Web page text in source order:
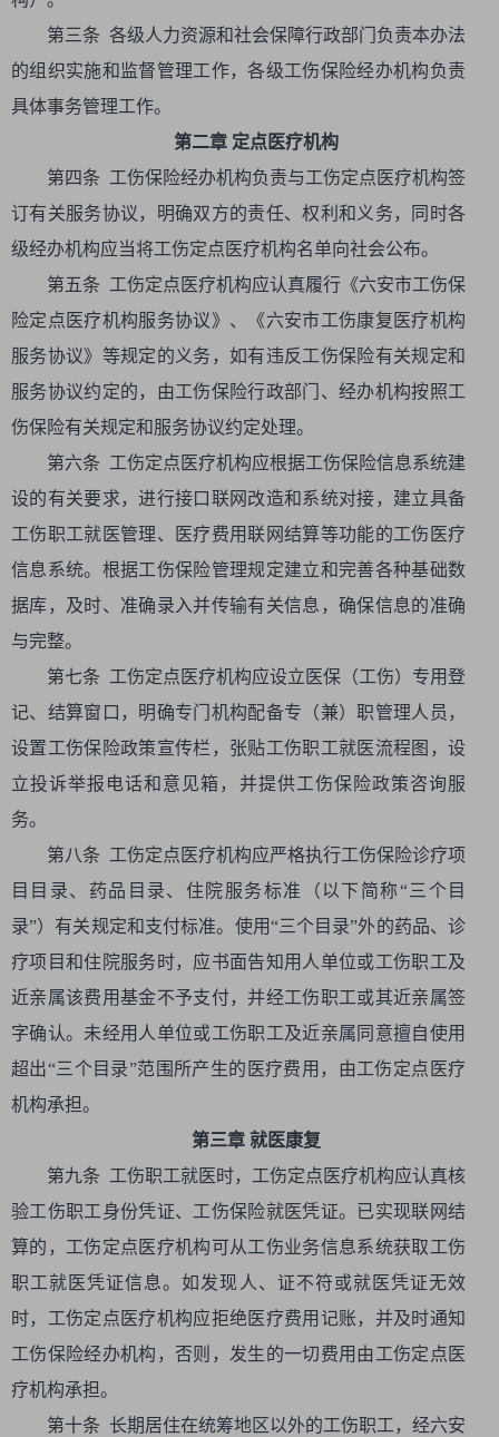
第三条 各级人力资源和社会保障行政部门负责本办法
的组织实施和监督管理工作，各级工伤保险经办机构负责
具体事务管理工作。
第二章 定点医疗机构
第四条 工伤保险经办机构负责与工伤定点医疗机构签
订有关服务协议，明确双方的责任、权利和义务，同时各
级经办机构应当将工伤定点医疗机构名单向社会公布。
第五条 工伤定点医疗机构应认真履行《六安市工伤保
险定点医疗机构服务协议》、《六安市工伤康复医疗机构
服务协议》等规定的义务，如有违反工伤保险有关规定和
服务协议约定的，由工伤保险行政部门、经办机构按照工
伤保险有关规定和服务协议约定处理。
第六条 工伤定点医疗机构应根据工伤保险信息系统建
设的有关要求，进行接口联网改造和系统对接，建立具备
工伤职工就医管理、医疗费用联网结算等功能的工伤医疗
信息系统。根据工伤保险管理规定建立和完善各种基础数
据库，及时、准确录入并传输有关信息，确保信息的准确
与完整。
第七条 工伤定点医疗机构应设立医保（工伤）专用登
记、结算窗口，明确专门机构配备专（兼）职管理人员，
设置工伤保险政策宣传栏，张贴工伤职工就医流程图，设
立投诉举报电话和意见箱，并提供工伤保险政策咨询服
务。
第八条 工伤定点医疗机构应严格执行工伤保险诊疗项
目目录、药品目录、住院服务标准（以下简称“三个目
录”）有关规定和支付标准。使用“三个目录”外的药品、诊
疗项目和住院服务时，应书面告知用人单位或工伤职工及
近亲属该费用基金不予支付，并经工伤职工或其近亲属签
字确认。未经用人单位或工伤职工及近亲属同意擅自使用
超出“三个目录”范围所产生的医疗费用，由工伤定点医疗
机构承担。
第三章 就医康复
第九条 工伤职工就医时，工伤定点医疗机构应认真核
验工伤职工身份凭证、工伤保险就医凭证。已实现联网结
算的，工伤定点医疗机构可从工伤业务信息系统获取工伤
职工就医凭证信息。如发现人、证不符或就医凭证无效
时，工伤定点医疗机构应拒绝医疗费用记账，并及时通知
工伤保险经办机构，否则，发生的一切费用由工伤定点医
疗机构承担。
第十条 长期居住在统筹地区以外的工伤职工，经六安